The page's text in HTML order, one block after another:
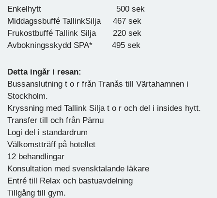
Enkelhytt 500 sek
Middagssbuffé TallinkSilja 467 sek
Frukostbuffé Tallink Silja 220 sek
Avbokningsskydd SPA* 495 sek
Detta ingår i resan:
Bussanslutning t o r från Tranås till Värtahamnen i
Stockholm.
Kryssning med Tallink Silja t o r och del i insides hytt.
Transfer till och från Pärnu
Logi del i standardrum
Välkomstträff på hotellet
12 behandlingar
Konsultation med svensktalande läkare
Entré till Relax och bastuavdelning
Tillgång till gym.